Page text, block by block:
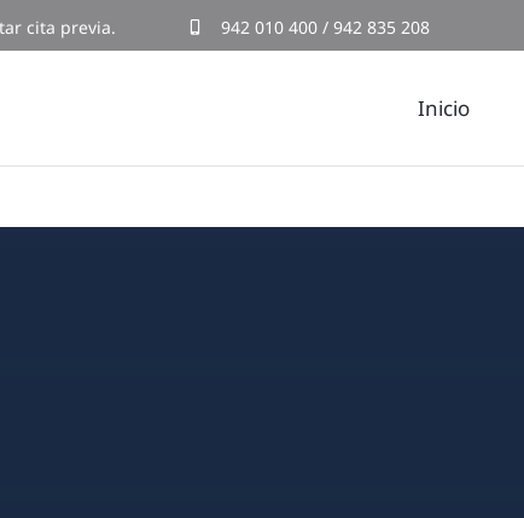
cita previa. 942 010 400 / 942 835 208
Inicio